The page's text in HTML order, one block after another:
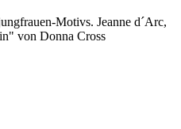
Motivs. Jeanne d´Arc,
von Donna Cross